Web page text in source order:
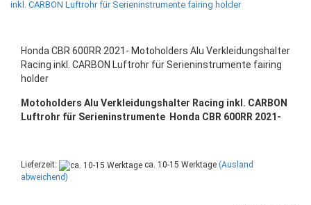
Honda CBR 600RR 2021- Motoholders Alu Verkleidungshalter
Racing inkl. CARBON Luftrohr für Serieninstrumente fairing
holder
Motoholders Alu Verkleidungshalter Racing inkl. CARBON
Luftrohr für Serieninstrumente Honda CBR 600RR 2021-
Lieferzeit: ca. 10-15 Werktage (Ausland
abweichend)